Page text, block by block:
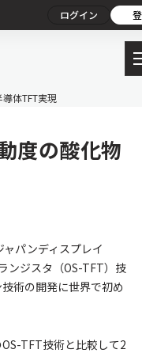
ログイン
体TFT実現
度の酸化物
ャパンディスプレイ
ンジスタ（OS-TFT）技
術の開発に世界で初め
TFT技術と比較して2